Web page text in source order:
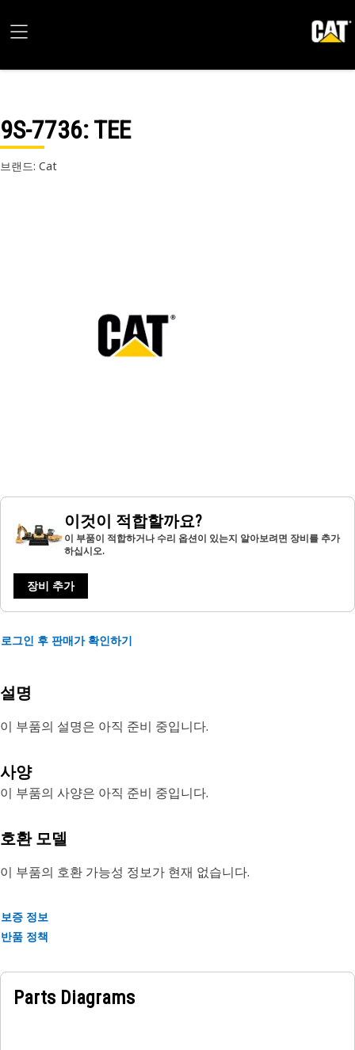
9S-7736: TEE
브랜드: Cat
이것이 적합할까요?
이 부품이 적합하거나 수리 옵션이 있는지 알아보려면 장비를 추가
하십시오.
장비 추가
로그인 후 판매가 확인하기
설명
이 부품의 설명은 아직 준비 중입니다.
사양
이 부품의 사양은 아직 준비 중입니다.
호환 모델
이 부품의 호환 가능성 정보가 현재 없습니다.
보증 정보
반품 정책
Parts Diagrams